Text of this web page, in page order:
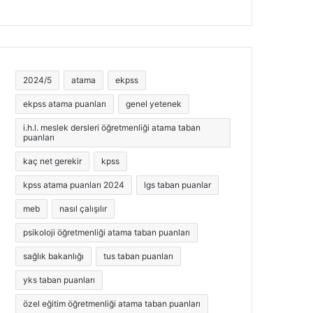
2024/5 atama ekpss
ekpss atama puanları genel yetenek
i.h.l. meslek dersleri öğretmenliği atama taban
puanları
kaç net gerekir kpss
kpss atama puanları 2024 lgs taban puanlar
meb nasıl çalışılır
psikoloji öğretmenliği atama taban puanları
sağlık bakanlığı tus taban puanları
yks taban puanları
özel eğitim öğretmenliği atama taban puanları